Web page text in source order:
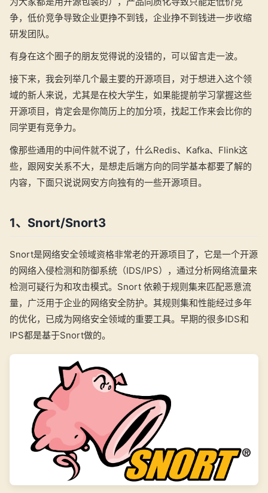
争，低价竞争导致企业更挣不到钱，企业挣不到钱进一步收缩
研发团队。
有身在这个圈子的朋友觉得说的没错的，可以留言走一波。
接下来，我会列举几个最主要的开源项目，对于想进入这个领
域的新人来说，尤其是在校大学生，如果能提前学习掌握这些
开源项目，肯定会是你简历上的加分项，找起工作来会比你的
同学更有竞争力。
像那些通用的中间件就不说了，什么Redis、Kafka、Flink这
些，跟网安关系不大，是想走后端方向的同学基本都要了解的
内容，下面只说说网安方向独有的一些开源项目。
1、Snort/Snort3
Snort是网络安全领域资格非常老的开源项目了，它是一个开源
的网络入侵检测和防御系统（IDS/IPS），通过分析网络流量来
检测可疑行为和攻击模式。Snort 依赖于规则集来匹配恶意流
量，广泛用于企业的网络安全防护。其规则集和性能经过多年
的优化，已成为网络安全领域的重要工具。早期的很多IDS和
IPS都是基于Snort做的。